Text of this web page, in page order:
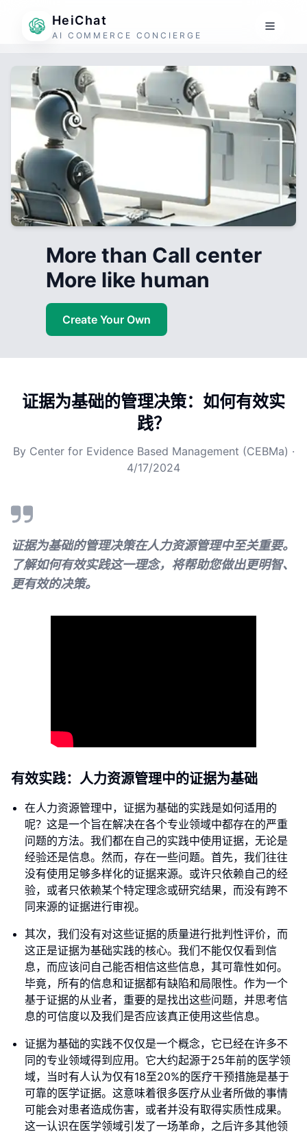
HeiChat
AI COMMERCE CONCIERGE
More than Call center
More like human
Create Your Own
证据为基础的管理决策：如何有效实
践？
By Center for Evidence Based Management (CEBMa) ·
4/17/2024
证据为基础的管理决策在人力资源管理中至关重要。
了解如何有效实践这一理念，将帮助您做出更明智、
更有效的决策。
有效实践：人力资源管理中的证据为基础
在人力资源管理中，证据为基础的实践是如何适用的
呢？这是一个旨在解决在各个专业领域中都存在的严重
问题的方法。我们都在自己的实践中使用证据，无论是
经验还是信息。然而，存在一些问题。首先，我们往往
没有使用足够多样化的证据来源。或许只依赖自己的经
验，或者只依赖某个特定理念或研究结果，而没有跨不
同来源的证据进行审视。
其次，我们没有对这些证据的质量进行批判性评价，而
这正是证据为基础实践的核心。我们不能仅仅看到信
息，而应该问自己能否相信这些信息，其可靠性如何。
毕竟，所有的信息和证据都有缺陷和局限性。作为一个
基于证据的从业者，重要的是找出这些问题，并思考信
息的可信度以及我们是否应该真正使用这些信息。
证据为基础的实践不仅仅是一个概念，它已经在许多不
同的专业领域得到应用。它大约起源于25年前的医学领
域，当时有人认为仅有18至20%的医疗干预措施是基于
可靠的医学证据。这意味着很多医疗从业者所做的事情
可能会对患者造成伤害，或者并没有取得实质性成果。
这一认识在医学领域引发了一场革命，之后许多其他领